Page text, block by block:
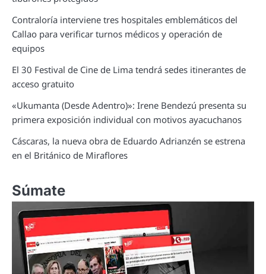
Contraloría interviene tres hospitales emblemáticos del
Callao para verificar turnos médicos y operación de
equipos
El 30 Festival de Cine de Lima tendrá sedes itinerantes de
acceso gratuito
«Ukumanta (Desde Adentro)»: Irene Bendezú presenta su
primera exposición individual con motivos ayacuchanos
Cáscaras, la nueva obra de Eduardo Adrianzén se estrena
en el Británico de Miraflores
Súmate